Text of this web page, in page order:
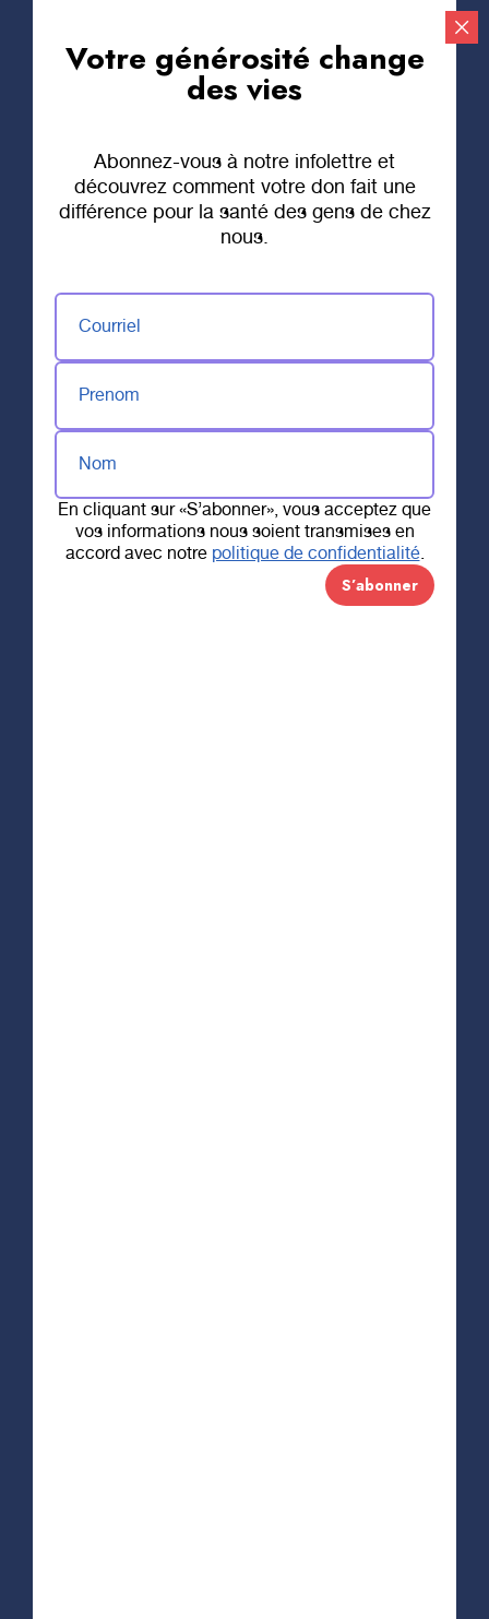
Faire un don
Votre générosité change
des vies
Abonnez-vous à notre infolettre et
découvrez comment votre don fait une
différence pour la santé des gens de chez
nous.
Courriel
Prenom
Nom
En cliquant sur «S’abonner», vous acceptez que
vos informations nous soient transmises en
accord avec notre politique de confidentialité.